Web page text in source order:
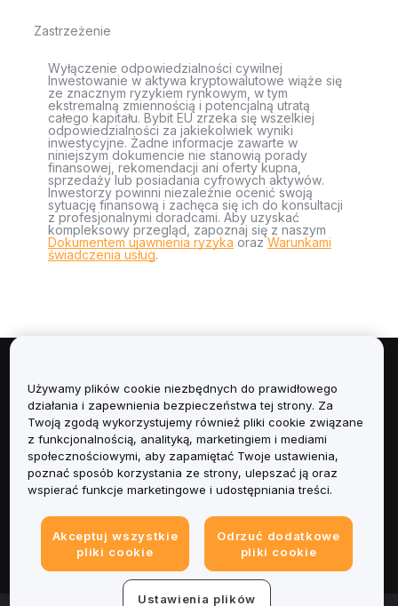
Zastrzeżenie
Wyłączenie odpowiedzialności cywilnej
Inwestowanie w aktywa kryptowalutowe wiąże się
ze znacznym ryzykiem rynkowym, w tym
ekstremalną zmiennością i potencjalną utratą
całego kapitału. Bybit EU zrzeka się wszelkiej
odpowiedzialności za jakiekolwiek wyniki
inwestycyjne. Żadne informacje zawarte w
niniejszym dokumencie nie stanowią porady
finansowej, rekomendacji ani oferty kupna,
sprzedaży lub posiadania cyfrowych aktywów.
Inwestorzy powinni niezależnie ocenić swoją
sytuację finansową i zachęca się ich do konsultacji
z profesjonalnymi doradcami. Aby uzyskać
kompleksowy przegląd, zapoznaj się z naszym
Dokumentem ujawnienia ryzyka orazWarunkami
świadczenia usług.
Informacje
Usługi
Obsługa Klienta
Informacje prawne
Używamy plików cookie niezbędnych do prawidłowego
działania i zapewnienia bezpieczeństwa tej strony. Za
Twoją zgodą wykorzystujemy również pliki cookie związane
z funkcjonalnością, analityką, marketingiem i mediami
społecznościowymi, aby zapamiętać Twoje ustawienia,
poznać sposób korzystania ze strony, ulepszać ją oraz
wspierać funkcje marketingowe i udostępniania treści.
Akceptuj wszystkie
pliki cookie
Odrzuć dodatkowe
pliki cookie
Ustawienia plików